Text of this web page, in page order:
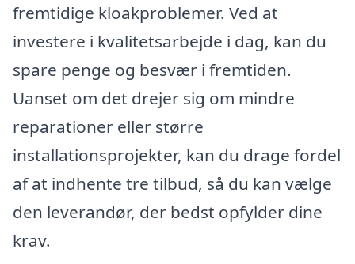
fremtidige kloakproblemer. Ved at
investere i kvalitetsarbejde i dag, kan du
spare penge og besvær i fremtiden.
Uanset om det drejer sig om mindre
reparationer eller større
installationsprojekter, kan du drage fordel
af at indhente tre tilbud, så du kan vælge
den leverandør, der bedst opfylder dine
krav.